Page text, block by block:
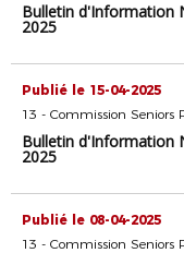
Bulletin d'Information
2025
Publié le 15-04-2025
13 - Commission Seniors
Bulletin d'Information
2025
Publié le 08-04-2025
13 - Commission Seniors